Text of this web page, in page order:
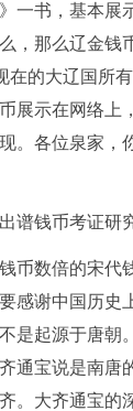
一书，基本展
，那么辽金钱
在的大辽国所
展示在网络上
。各位泉家，
谱钱币考证研
币数倍的宋代
谢中国历史
起源于唐朝
通宝说是南唐
。大齐通宝的